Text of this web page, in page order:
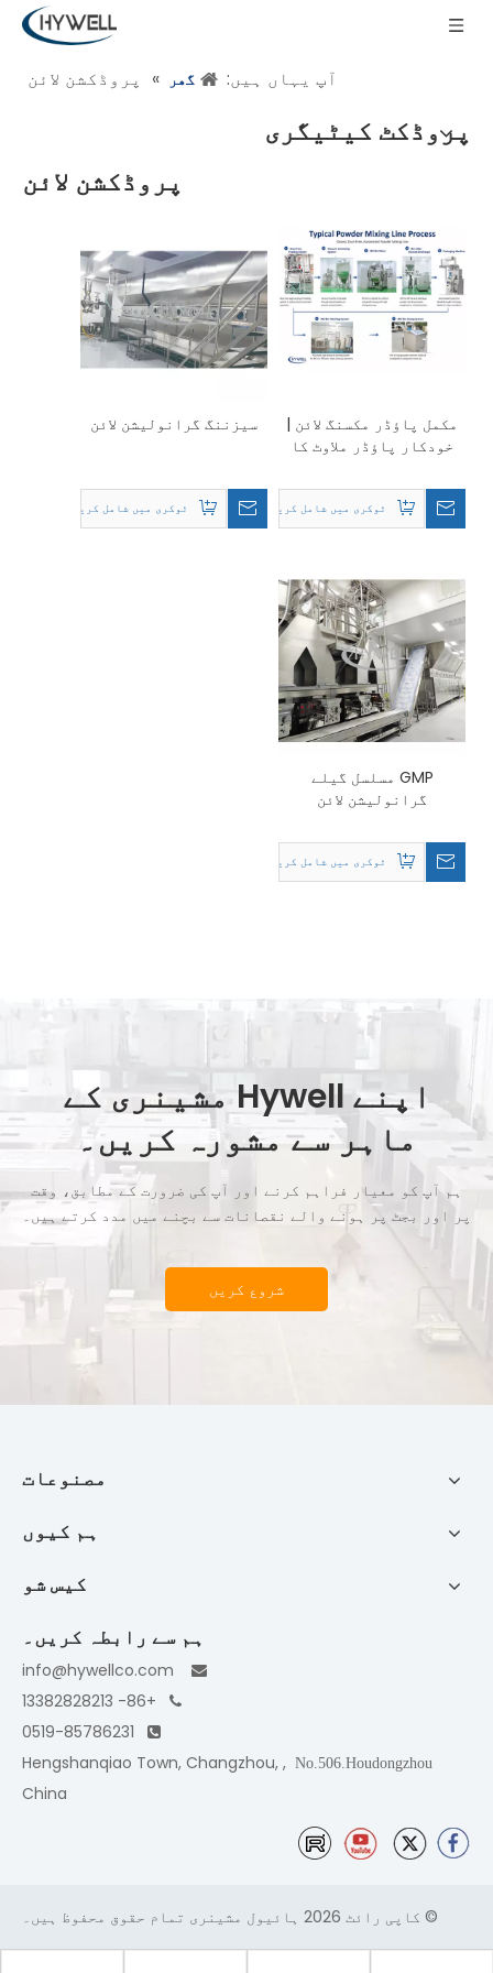
آپ یہاں ہیں: گھر » پروڈکشن لائن
پروڈکٹ کیٹیگری
پروڈکشن لائن
مکمل پاؤڈر مکسنگ لائن |
خودکار پاؤڈر ملاوٹ کا
ٹوکری میں شامل کریں۔
سیزننگ گرانولیشن لائن
ٹوکری میں شامل کریں۔
GMP مسلسل گیلے
گرانولیشن لائن
ٹوکری میں شامل کریں۔
اپنے Hywell مشینری کے
ماہر سے مشورہ کریں۔
ہم آپ کو معیار فراہم کرنے اور آپ کی ضرورت کے مطابق، وقت
پر اور بجٹ پر ہونے والے نقصانات سے بچنے میں مدد کرتے ہیں۔
شروع کریں
مصنوعات
ہم کیوں
کیس شو
ہم سے رابطہ کریں۔

info@hywellco.com

+86- 13382828213

No.506.Houdongzhou
, Hengshanqiao Town, Changzhou,
China
© کاپی رائٹ 2026 ہائیول مشینری تمام حقوق محفوظ ہیں۔